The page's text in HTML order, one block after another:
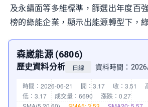
及永續面等多維標準，篩選出年度百
榜的綠能企業，顯示出能源轉型下，